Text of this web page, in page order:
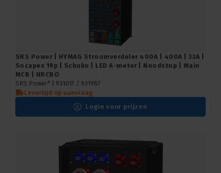
SRS Power | HYMAG Stroomverdeler 400A | 400A | 32A |
Socapex 19p | Schuko | LED A-meter | Noodstop | Main
MCB | HRCBO
SRS Power* | 931017 / 931987
Levertijd op aanvraag
Login voor prijzen